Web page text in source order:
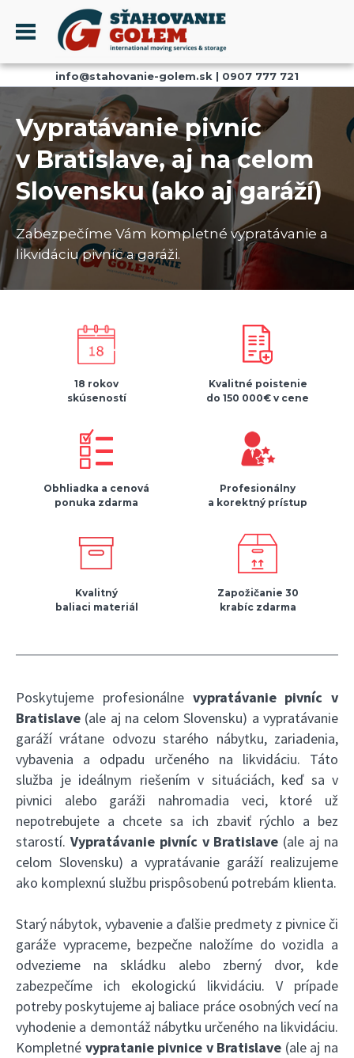
Menu
PROFIL
SŤAHOVANIE - SŤAHOVACIE SLUŽBY
DOPRAVA - DOPRAVNÉ SLUŽBY
AKCIE A ZĽAVY
SKLADOVANIE
REFERENCIE
CENNÍK
KONTAKT
info@stahovanie-golem.sk | 0907 777 721
Vypratávanie pivníc
v Bratislave, aj na celom
Slovensku (ako aj garáží)
Zabezpečíme Vám kompletné vypratávanie a
likvidáciu pivníc a garáži.
18 rokov
skúseností
Kvalitné poistenie
do 150 000€ v cene
Obhliadka a cenová
ponuka zdarma
Profesionálny
a korektný prístup
Kvalitný
baliaci materiál
Zapožičanie 30
krabíc zdarma
Poskytujeme profesionálne vypratávanie pivníc v
Bratislave (ale aj na celom Slovensku) a vypratávanie
garáží vrátane odvozu starého nábytku, zariadenia,
vybavenia a odpadu určeného na likvidáciu. Táto
služba je ideálnym riešením v situáciách, keď sa v
pivnici alebo garáži nahromadia veci, ktoré už
nepotrebujete a chcete sa ich zbaviť rýchlo a bez
starostí. Vypratávanie pivníc v Bratislave (ale aj na
celom Slovensku) a vypratávanie garáží realizujeme
ako komplexnú službu prispôsobenú potrebám klienta.
Starý nábytok, vybavenie a ďalšie predmety z pivnice či
garáže vypraceme, bezpečne naložíme do vozidla a
odvezieme na skládku alebo zberný dvor, kde
zabezpečíme ich ekologickú likvidáciu. V prípade
potreby poskytujeme aj baliace práce osobných vecí na
vyhodenie a demontáž nábytku určeného na likvidáciu.
Kompletné vypratanie pivnice v Bratislave (ale aj na